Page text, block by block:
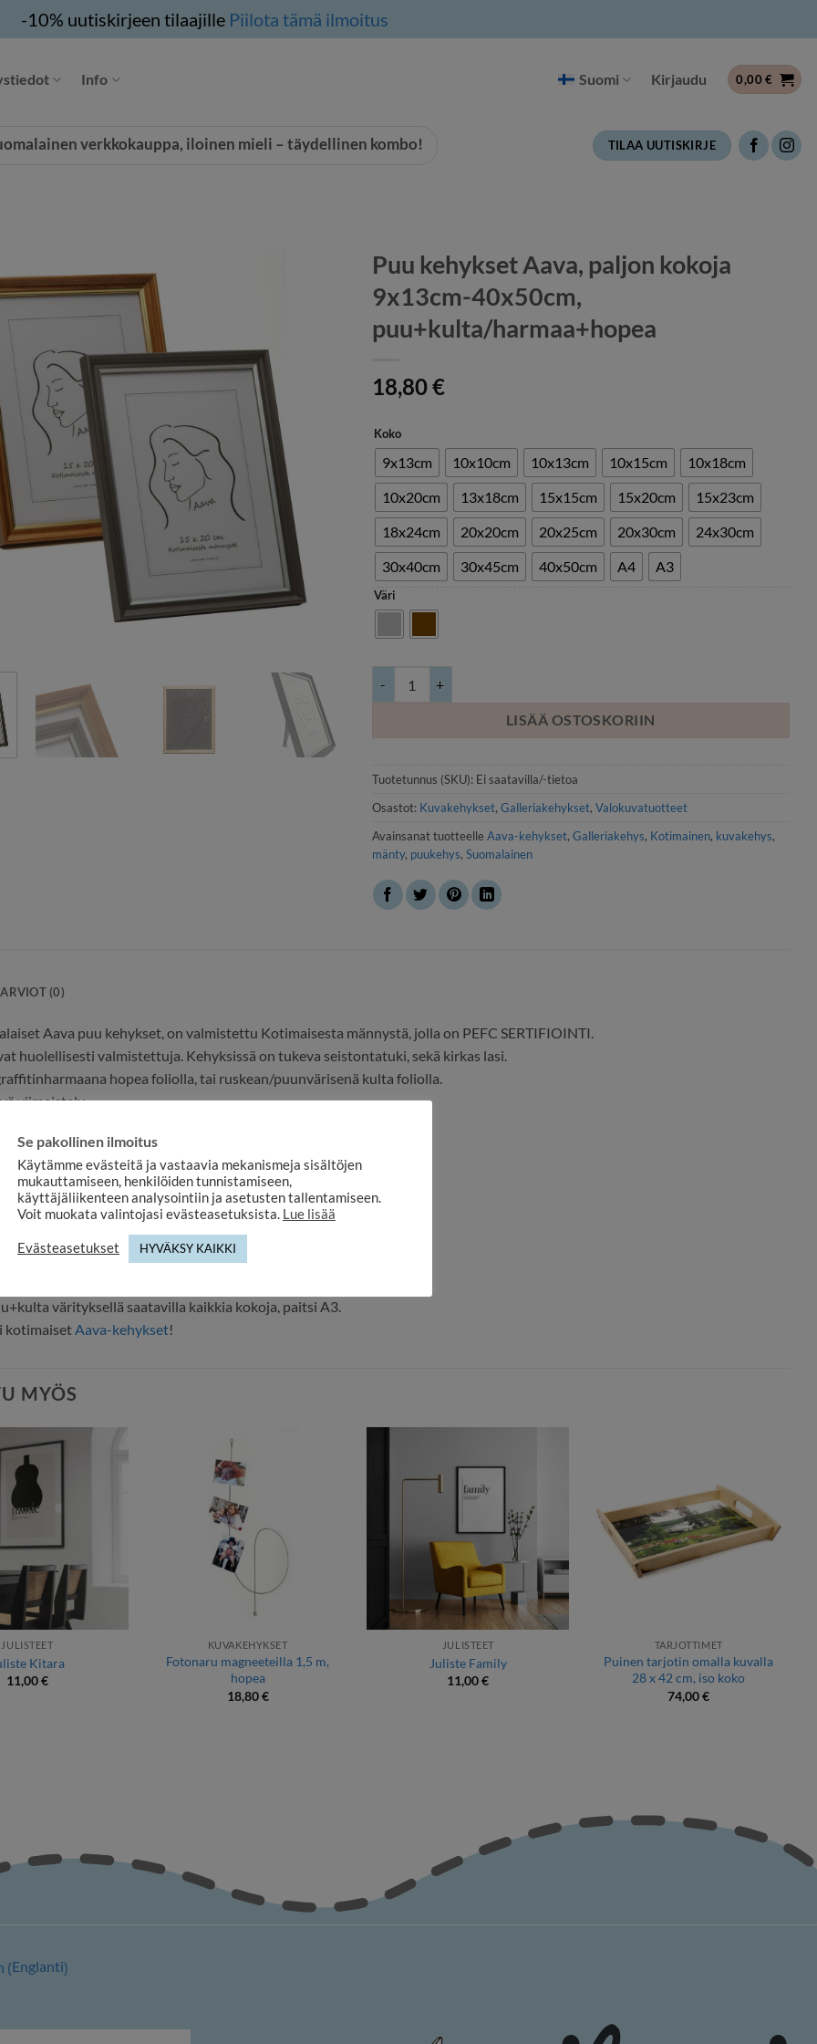
-10% uutiskirjeen tilaajille Piilota tämä ilmoitus
Info Suomi Kirjaudu 0,00€
verkkokauppa, iloinen mieli – täydellinen kombo! TILAA UUTISKIRJE
Puu kehykset Aava, paljon kokoja
9x13cm-40x50cm,
puu+kulta/harmaa+hopea
18,80€
Koko
9x13cm 10x10cm 10x13cm 10x15cm
10x18cm
10x20cm
13x18cm 15x15cm 15x20cm
15x23cm
18x24cm
20x20cm 20x25cm 20x30cm
24x30cm
30x40cm
30x45cm 40x50cm A4 A3
Väri
LISÄÄ OSTOSKORIIN
Tuotetunnus (SKU): Ei saatavilla/-tietoa
Osastot: Kuvakehykset, Galleriakehykset, Valokuvatuotteet
Avainsanat tuotteelle Aava-kehykset, Galleriakehys, Kotimainen, kuvakehys,
mänty, puukehys, Suomalainen
ARVIOT (0)
Aava puu kehykset, on valmistettu Kotimaisesta männystä, jolla on PEFC SERTIFIOINTI.
huolellisesti valmistettuja. Kehyksissä on tukeva seistontatuki, sekä kirkas lasi.
hopea foliolla, tai ruskean/puunvärisenä kulta foliolla.
viimeistely
A4 kokoon saakka
seinäripustusta varten, pysty- ja vaaka
Suomalainen mänty
puunvärinen+kulta tai graffitinharmaa+hopea.
n. 1,4cm
n. 1,6 cm
värityksellä saatavilla kaikkia kokoja.
värityksellä saatavilla kaikkia kokoja, paitsi A3.
kotimaisetAava-kehykset!
MYÖS
JULISTEET
Kitara
11,00€
KUVAKEHYKSET
Fotonaru magneeteilla 1,5 m,
hopea
18,80€
JULISTEET
Juliste Family
11,00€
TARJOTTIMET
Puinen tarjotin omalla kuvalla
28 x 42 cm, iso koko
74,00€
(Englanti)
Se pakollinen ilmoitus
Käytämme evästeitä ja vastaavia mekanismeja sisältöjen
mukauttamiseen, henkilöiden tunnistamiseen,
käyttäjäliikenteen analysointiin ja asetusten tallentamiseen.
Voit muokata valintojasi evästeasetuksista. Lue lisää
Evästeasetukset HYVÄKSY KAIKKI